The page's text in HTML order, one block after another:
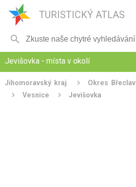
TURISTICKÝ ATLAS

Jevišovka - místa v okolí
Jihomoravský kraj Okres Břeclav
Vesnice
Jevišovka